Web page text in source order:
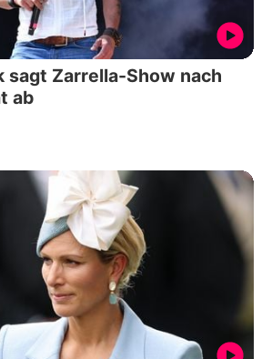
sagt Zarrella-Show nach
ab